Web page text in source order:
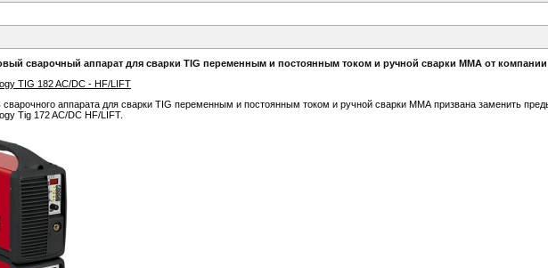
сварочный аппарат для сварки TIG переменным и постоянным током и ручной сварки MMA от компании
TIG 182 AC/DC - HF/LIFT
аппарата для сварки TIG переменным и постоянным током и ручной сварки ММА призвана заменить
Tig 172 AC/DC HF/LIFT.